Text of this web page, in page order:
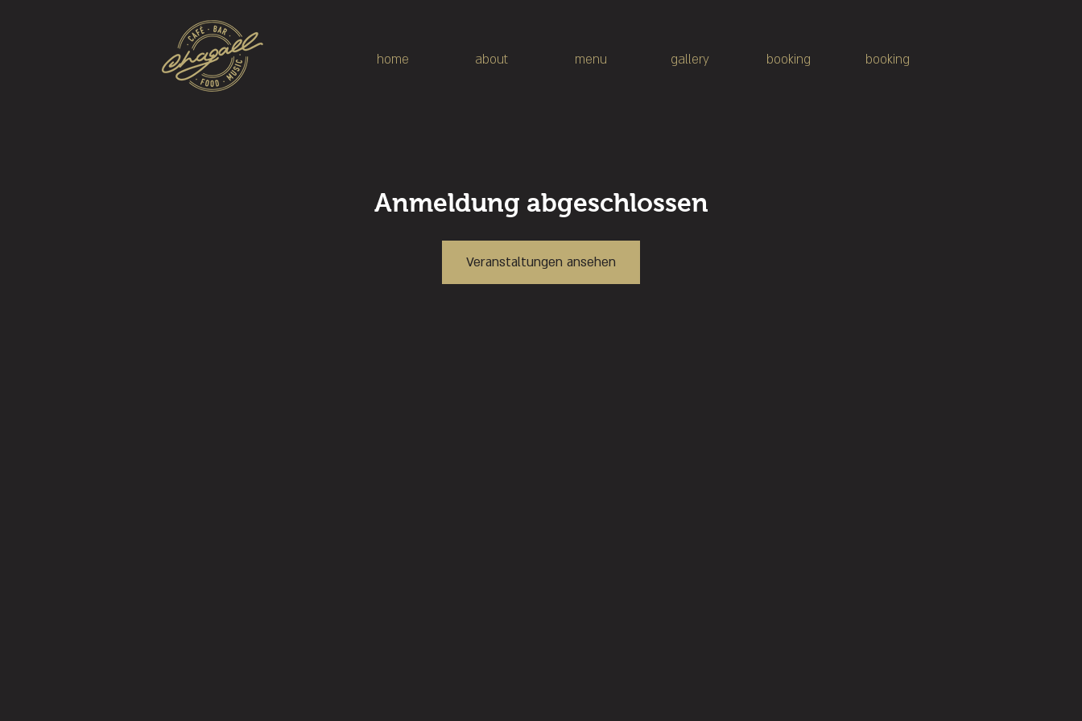
home about menu gallery booking booking
Anmeldung abgeschlossen
Veranstaltungen ansehen